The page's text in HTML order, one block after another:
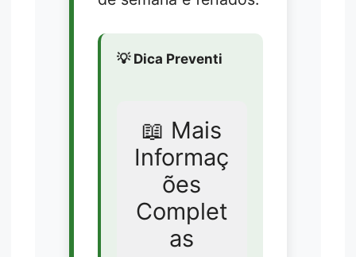
💡 Dica Preventi
📖 Mais
Informaç
ões
Complet
as